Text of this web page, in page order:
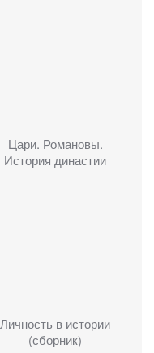
Цари. Романовы.
История династии
Личность в истории
(сборник)